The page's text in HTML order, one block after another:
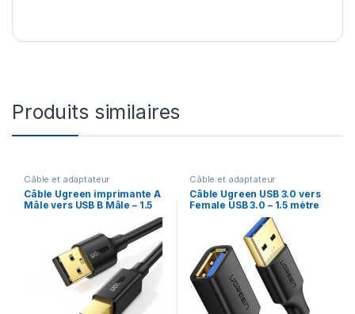
Produits similaires
Câble et adaptateur
Câble Ugreen imprimante A
Mâle vers USB B Mâle – 1.5
Câble et adaptateur
Câble Ugreen USB 3.0 vers
Female USB 3.0 – 1.5 mètre